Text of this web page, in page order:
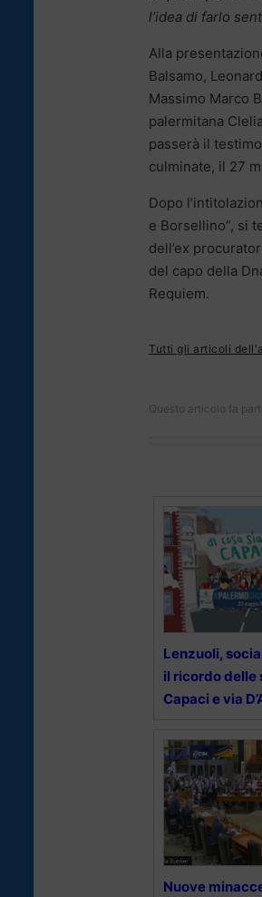
l’idea di farlo
Alla
Balsamo,
Massimo Marco
palermitana
passerà il
culminate, il 27
Dopo
e Borsellino”, si
dell’ex
del capo della
Requiem.
Tutti gli articoli
Questo articolo fa
Lenzuoli,
il ricordo delle
Capaci e via
Nuove